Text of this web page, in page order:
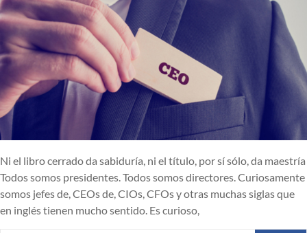
Ni el libro cerrado da sabiduría, ni el título, por sí sólo, da maestría
Todos somos presidentes. Todos somos directores. Curiosamente
somos jefes de, CEOs de, CIOs, CFOs y otras muchas siglas que
en inglés tienen mucho sentido. Es curioso,